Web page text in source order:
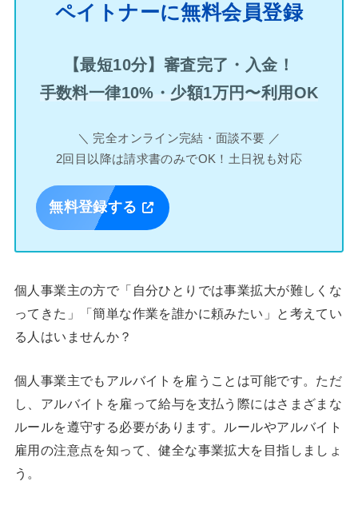
ペイトナーに無料会員登録
【最短10分】審査完了・入金！
手数料一律10%・少額1万円〜利用OK
＼ 完全オンライン完結・面談不要 ／
2回目以降は請求書のみでOK！土日祝も対応
無料登録する
個人事業主の方で「自分ひとりでは事業拡大が難しくな
ってきた」「簡単な作業を誰かに頼みたい」と考えてい
る人はいませんか？
個人事業主でもアルバイトを雇うことは可能です。ただ
し、アルバイトを雇って給与を支払う際にはさまざまな
ルールを遵守する必要があります。ルールやアルバイト
雇用の注意点を知って、健全な事業拡大を目指しましょ
う。